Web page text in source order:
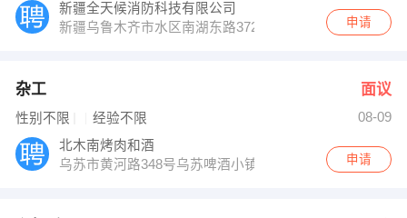
新疆全天候消防科技有限公司
新疆乌鲁木齐市水区南湖东路372号江苏大厦A-17层
申请
杂工 面议
性别不限 经验不限
08-09
北木南烤肉和酒
乌苏市黄河路348号乌苏啤酒小镇239、256号（友好啤酒
申请